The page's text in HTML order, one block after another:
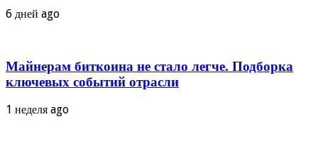
6 дней ago
Майнерам биткоина не стало легче. Подборка
ключевых событий отрасли
1 неделя ago